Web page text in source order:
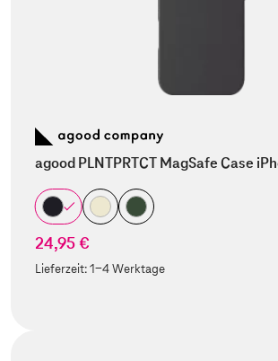
agood PLNTPRTCT MagSafe Case
24,95 €
Lieferzeit:1-4 Werktage